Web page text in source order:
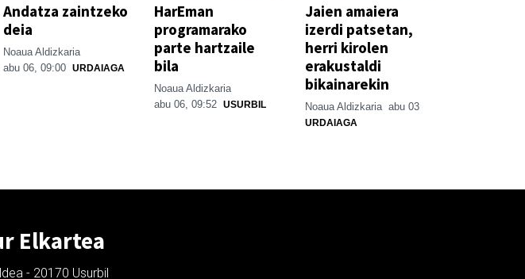
Andatza zaintzeko
deia
Noaua Aldizkaria
abu 06, 09:00 URDAIAGA
HarEman
programarako
parte hartzaile
bila
Noaua Aldizkaria
abu 06, 09:52 USURBIL
Jaien amaiera
izerdi patsetan,
herri kirolen
erakustaldi
bikainarekin
Noaua Aldizkaria abu 03
URDAIAGA
Elkartea
- 20170 Usurbil